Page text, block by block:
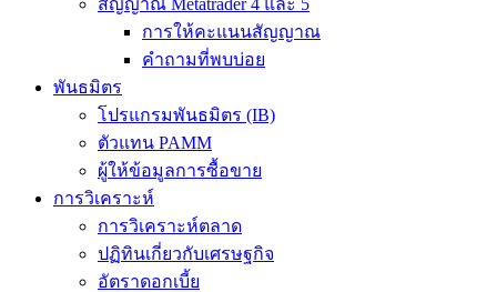
การให้คะแนนสัญญาณ
คำถามที่พบบ่อย
พันธมิตร
โปรแกรมพันธมิตร (IB)
ตัวแทน PAMM
ผู้ให้ข้อมูลการซื้อขาย
การวิเคราะห์
การวิเคราะห์ตลาด
ปฏิทินเกี่ยวกับเศรษฐกิจ
อัตราดอกเบี้ย